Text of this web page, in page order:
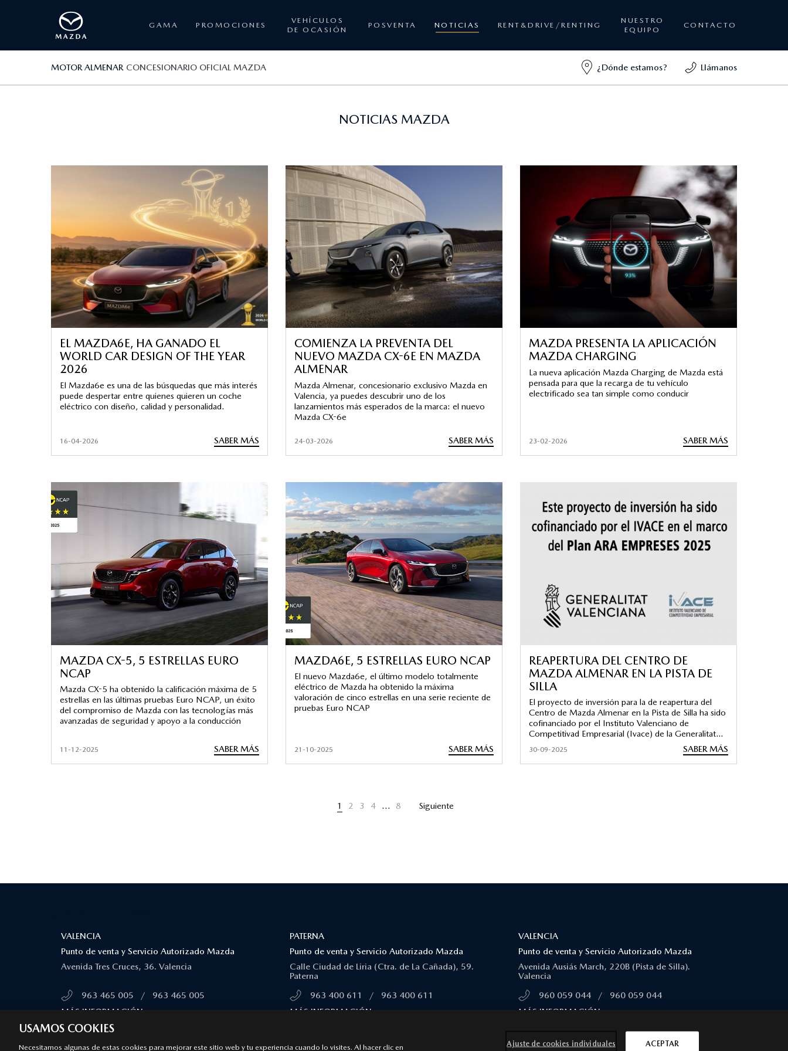
GAMA PROMOCIONES
VEHÍCULOS
DE OCASIÓN
POSVENTA NOTICIAS RENT&DRIVE/RENTING
NUESTRO
EQUIPO
CONTACTO
MOTOR ALMENAR CONCESIONARIO OFICIAL MAZDA ¿Dónde estamos? Llámanos
NOTICIAS MAZDA
EL MAZDA6E, HA GANADO EL
WORLD CAR DESIGN OF THE YEAR
2026
El Mazda6e es una de las búsquedas que más interés
puede despertar entre quienes quieren un coche
eléctrico con diseño, calidad y personalidad.
16-04-2026 SABER MÁS
COMIENZA LA PREVENTA DEL
NUEVO MAZDA CX-6E EN MAZDA
ALMENAR
Mazda Almenar, concesionario exclusivo Mazda en
Valencia, ya puedes descubrir uno de los
lanzamientos más esperados de la marca: el nuevo
Mazda CX-6e
24-03-2026 SABER MÁS
MAZDA PRESENTA LA APLICACIÓN
MAZDA CHARGING
La nueva aplicación Mazda Charging de Mazda está
pensada para que la recarga de tu vehículo
electrificado sea tan simple como conducir
23-02-2026 SABER MÁS
MAZDA CX-5, 5 ESTRELLAS EURO
NCAP
Mazda CX-5 ha obtenido la calificación máxima de 5
estrellas en las últimas pruebas Euro NCAP, un éxito
del compromiso de Mazda con las tecnologías más
avanzadas de seguridad y apoyo a la conducción
11-12-2025 SABER MÁS
MAZDA6E, 5 ESTRELLAS EURO NCAP
El nuevo Mazda6e, el último modelo totalmente
eléctrico de Mazda ha obtenido la máxima
valoración de cinco estrellas en una serie reciente de
pruebas Euro NCAP
21-10-2025 SABER MÁS
REAPERTURA DEL CENTRO DE
MAZDA ALMENAR EN LA PISTA DE
SILLA
El proyecto de inversión para la de reapertura del
Centro de Mazda Almenar en la Pista de Silla ha sido
cofinanciado por el Instituto Valenciano de
Competitivad Empresarial (Ivace) de la Generalitat...
30-09-2025 SABER MÁS
1 2 3 4 … 8 Siguiente
VALENCIA
Punto de venta y Servicio Autorizado Mazda
Avenida Tres Cruces, 36. Valencia
963 465 005 /
963 465 005
MÁS INFORMACIÓN
PATERNA
Punto de venta y Servicio Autorizado Mazda
Calle Ciudad de Liria (Ctra. de La Cañada), 59.
Paterna
963 400 611
/
963 400 611
MÁS INFORMACIÓN
VALENCIA
Punto de venta y Servicio Autorizado Mazda
Avenida Ausiás March, 220B (Pista de Silla).
Valencia
960 059 044
/
960 059 044
MÁS INFORMACIÓN
USAMOS COOKIES
Necesitamos algunas de estas cookies para mejorar este sitio web y tu experiencia cuando lo visites. Al hacer clic en Ajuste de cookies individuales ACEPTAR